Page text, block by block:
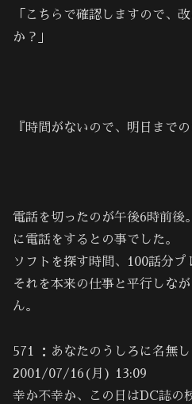
「こちらで確認しますので、
か？」
『時間がないので、明日まで
電話を切ったのが午後6時前後
に電話をするとの事でした。
ソフトを探す時間、100話分プ
それを本来の仕事と平行しな
ん。
571 ：あなたのうしろに名無し
2001/07/16(月) 13:09
幸か不幸か、この日はDC誌の